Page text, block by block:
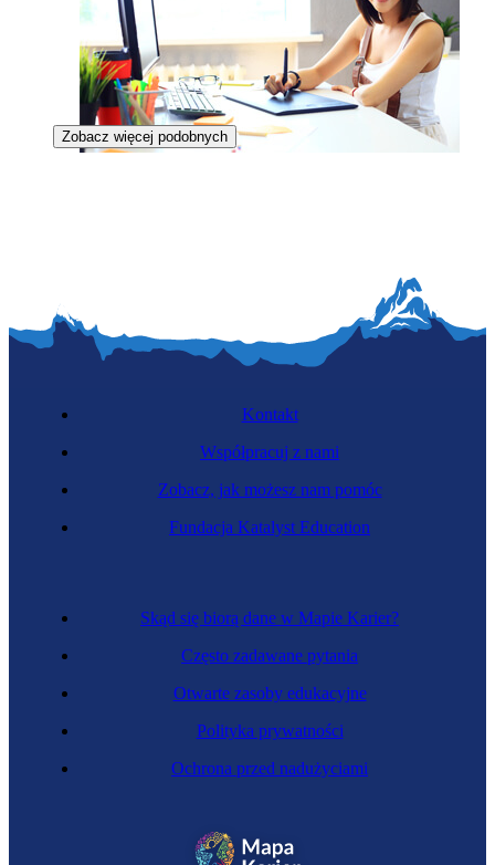
Specjalistka reklamy
Projektantka stron internetowych
Zobacz więcej podobnych
Skąd się biorą dane w Mapie Karier?
Często zadawane pytania
Otwarte zasoby edukacyjne
Polityka prywatności
Ochrona przed nadużyciami
Kontakt
Współpracuj z nami
Zobacz, jak możesz nam pomóc
Fundacja Katalyst Education